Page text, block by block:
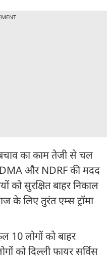
का काम तेजी से चल
और NDRF की मदद
को सुरक्षित बाहर निकाल
के लिए तुरंत एम्स ट्रॉमा
लोगों को बाहर
को दिल्ली फायर सर्विस